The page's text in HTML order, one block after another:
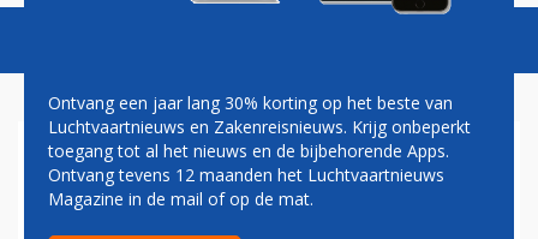
HYDERABAD
Ontvang een jaar lang 30% korting op het beste van
Luchtvaartnieuws en Zakenreisnieuws. Krijg onbeperkt
toegang tot al het nieuws en de bijbehorende Apps.
Ontvang tevens 12 maanden het Luchtvaartnieuws
Magazine in de mail of op de mat.